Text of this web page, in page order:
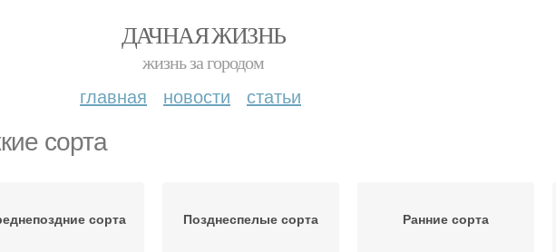
ДАЧНАЯ ЖИЗНЬ
жизнь за городом
главная новости статьи
сорта
сорта Позднеспелые сорта Ранние сорта